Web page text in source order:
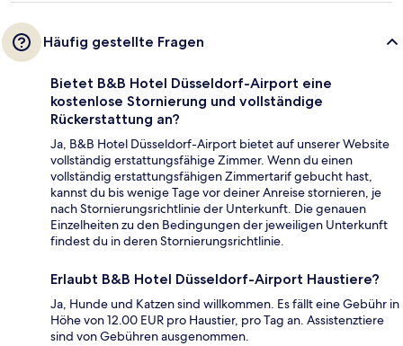
Häufig gestellte Fragen
Bietet B&B Hotel Düsseldorf-Airport eine
kostenlose Stornierung und vollständige
Rückerstattung an?
Ja, B&B Hotel Düsseldorf-Airport bietet auf unserer Website
vollständig erstattungsfähige Zimmer. Wenn du einen
vollständig erstattungsfähigen Zimmertarif gebucht hast,
kannst du bis wenige Tage vor deiner Anreise stornieren, je
nach Stornierungsrichtlinie der Unterkunft. Die genauen
Einzelheiten zu den Bedingungen der jeweiligen Unterkunft
findest du in deren Stornierungsrichtlinie.
Erlaubt B&B Hotel Düsseldorf-Airport Haustiere?
Ja, Hunde und Katzen sind willkommen. Es fällt eine Gebühr in
Höhe von 12.00 EUR pro Haustier, pro Tag an. Assistenztiere
sind von Gebühren ausgenommen.